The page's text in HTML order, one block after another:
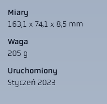
Miary
163,1 x 74,1 x 8,5 mm
Waga
205 g
Uruchomiony
Styczeń 2023